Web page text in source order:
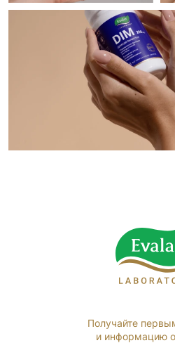
Получайте
и информацию